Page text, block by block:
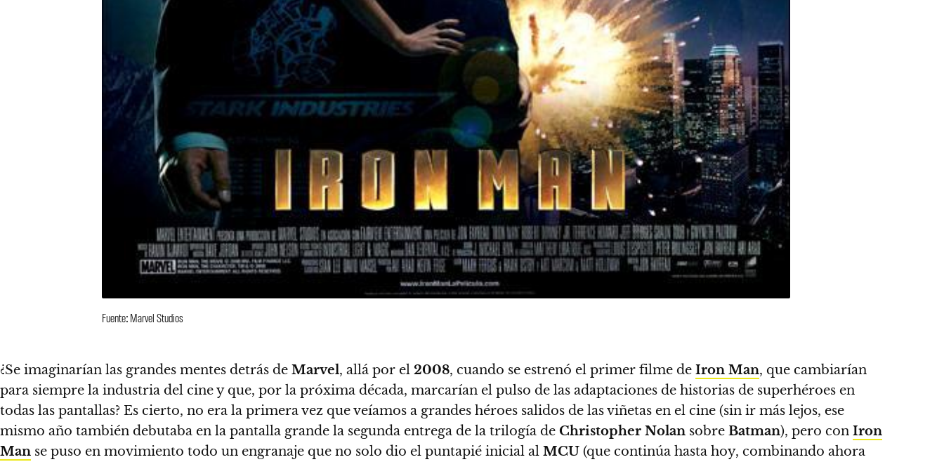
Fuente: Marvel Studios
¿Se imaginarían las grandes mentes detrás de Marvel, allá por el 2008, cuando se estrenó el primer filme de Iron Man, que cambiarían
para siempre la industria del cine y que, por la próxima década, marcarían el pulso de las adaptaciones de historias de superhéroes en
todas las pantallas? Es cierto, no era la primera vez que veíamos a grandes héroes salidos de las viñetas en el cine (sin ir más lejos, ese
mismo año también debutaba en la pantalla grande la segunda entrega de la trilogía de Christopher Nolan sobre Batman), pero con Iron
Man se puso en movimiento todo un engranaje que no solo dio el puntapié inicial al MCU (que continúa hasta hoy, combinando ahora